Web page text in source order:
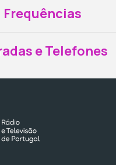
Frequências
e Telefones